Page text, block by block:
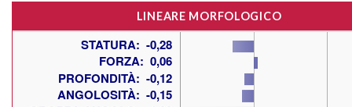
LINEARE MORFOLOGICO